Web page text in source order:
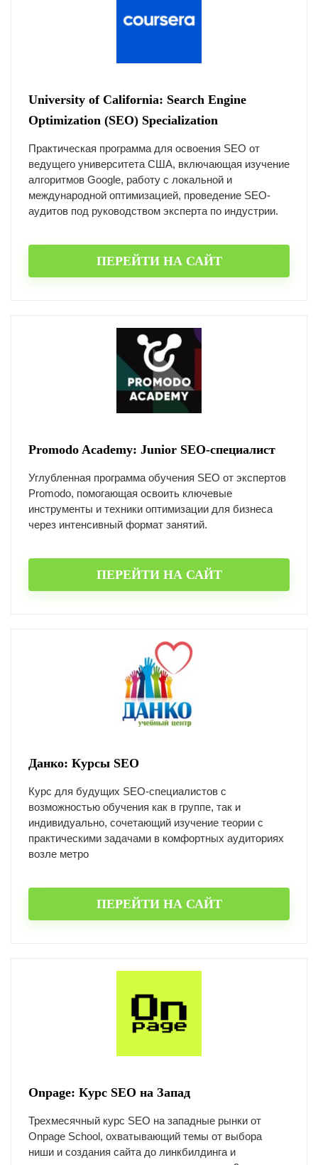
University of California: Search Engine
Optimization (SEO) Specialization
Практическая программа для освоения SEO от
ведущего университета США, включающая изучение
алгоритмов Google, работу с локальной и
международной оптимизацией, проведение SEO-
аудитов под руководством эксперта по индустрии.
ПЕРЕЙТИ НА САЙТ
Promodo Academy: Junior SEO-специалист
Углубленная программа обучения SEO от экспертов
Promodo, помогающая освоить ключевые
инструменты и техники оптимизации для бизнеса
через интенсивный формат занятий.
ПЕРЕЙТИ НА САЙТ
Данко: Курсы SEO
Курс для будущих SEO-специалистов с
возможностью обучения как в группе, так и
индивидуально, сочетающий изучение теории с
практическими задачами в комфортных аудиториях
возле метро
ПЕРЕЙТИ НА САЙТ
Onpage: Курс SEO на Запад
Трехмесячный курс SEO на западные рынки от
Onpage School, охватывающий темы от выбора
ниши и создания сайта до линкбилдинга и